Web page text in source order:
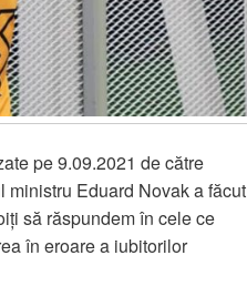
pe 9.09.2021 de către
Eduard Novak a făcut
să răspundem în cele ce
în eroare a iubitorilor
intenții